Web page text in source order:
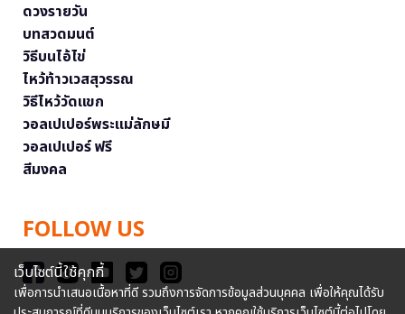
ดวงรายวัน
บทสวดมนต์
วิธีบนไอ้ไข่
ไหว้ท้าวเวสสุวรรณ
วิธีไหว้วัดแขก
วอลเปเปอร์พระแม่ลักษมี
วอลเปเปอร์ ฟรี
สีมงคล
FOLLOW US
เว็บไซต์นี้ใช้คุกกี้
เพื่อการนำเสนอเนื้อหาที่ดี รวมถึงการจัดการข้อมูลส่วนบุคคล เพื่อให้คุณได้รับ